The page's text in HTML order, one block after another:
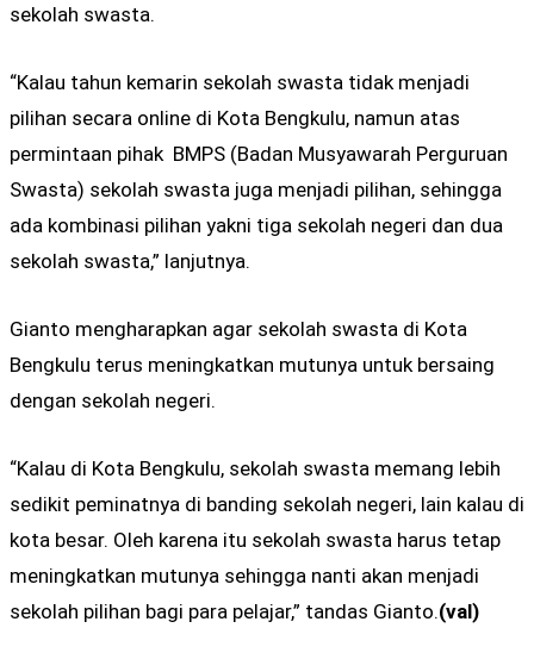
sekolah swasta.
“Kalau tahun kemarin sekolah swasta tidak menjadi
pilihan secara online di Kota Bengkulu, namun atas
permintaan pihak BMPS (Badan Musyawarah Perguruan
Swasta) sekolah swasta juga menjadi pilihan, sehingga
ada kombinasi pilihan yakni tiga sekolah negeri dan dua
sekolah swasta,” lanjutnya.
Gianto mengharapkan agar sekolah swasta di Kota
Bengkulu terus meningkatkan mutunya untuk bersaing
dengan sekolah negeri.
“Kalau di Kota Bengkulu, sekolah swasta memang lebih
sedikit peminatnya di banding sekolah negeri, lain kalau di
kota besar. Oleh karena itu sekolah swasta harus tetap
meningkatkan mutunya sehingga nanti akan menjadi
sekolah pilihan bagi para pelajar,” tandas Gianto.(val)